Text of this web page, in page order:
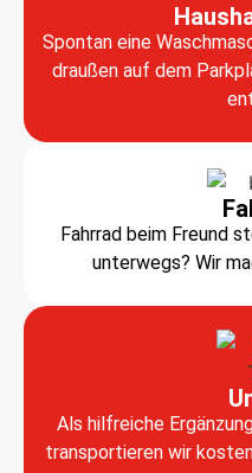
Spontan eine
draußen auf dem
Fahrrad beim Freund
unterwegs? Wir
Als hilfreiche
transportieren wir